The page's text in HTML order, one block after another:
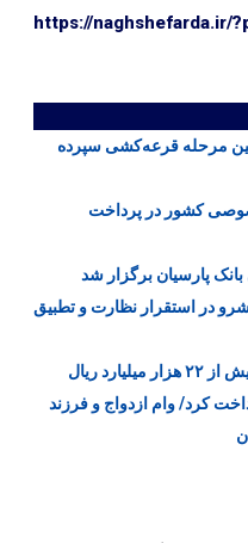
https://naghshefarda.ir/
را در دهمین مرحله قرعه‌کشی سپرده
کشور در پرداخت
پارسیان برگزار شد
در استقرار نظارت و تطبیق
بانک پارسیان طی ۵ ماهه سال جاری بیش از ۲۲ هزار میلیارد ریال
کرد/ وام ازدواج و فرزند